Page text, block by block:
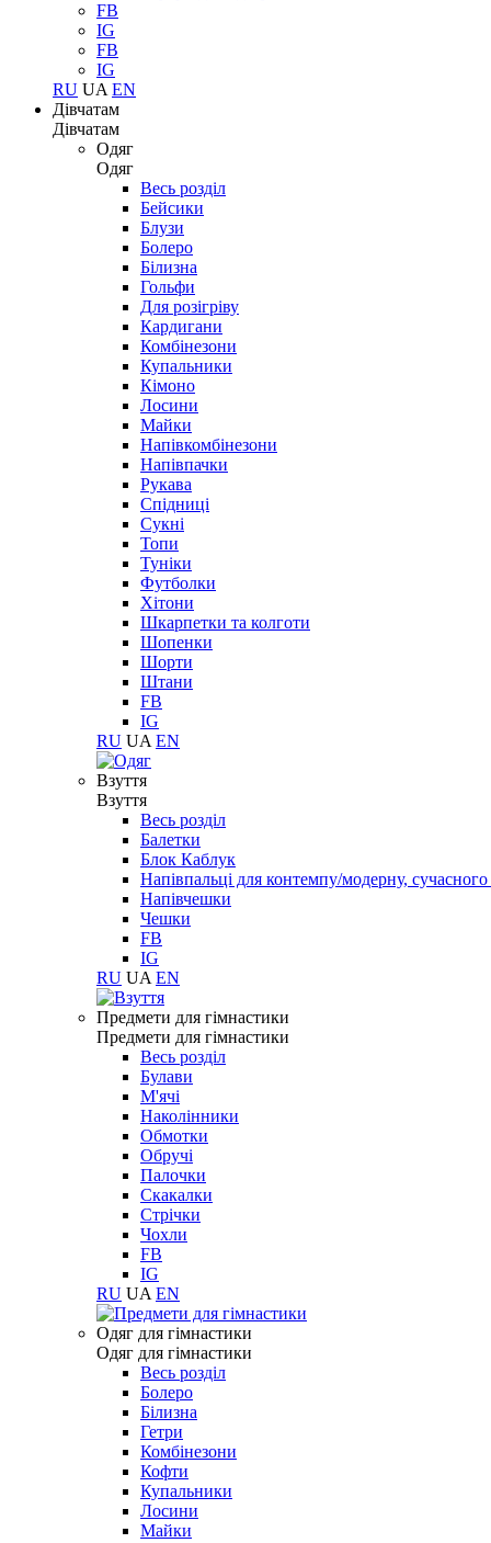
FB
IG
FB
IG
RU UA EN
Дівчатам
Дівчатам
Одяг
Одяг
Весь розділ
Бейсики
Блузи
Болеро
Білизна
Гольфи
Для розігріву
Кардигани
Комбінезони
Купальники
Кімоно
Лосини
Майки
Напівкомбінезони
Напівпачки
Рукава
Спідниці
Сукні
Топи
Туніки
Футболки
Хітони
Шкарпетки та колготи
Шопенки
Шорти
Штани
FB
IG
RU UA EN
Взуття
Взуття
Весь розділ
Балетки
Блок Каблук
Напівпальці для контемпу/модерну,
Напівчешки
Чешки
FB
IG
RU UA EN
Предмети для гімнастики
Предмети для гімнастики
Весь розділ
Булави
М'ячі
Наколінники
Обмотки
Обручі
Палочки
Скакалки
Стрічки
Чохли
FB
IG
RU UA EN
Одяг для гімнастики
Одяг для гімнастики
Весь розділ
Болеро
Білизна
Гетри
Комбінезони
Кофти
Купальники
Лосини
Майки